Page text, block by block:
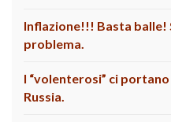
Inflazione!!! Basta balle!
problema.
I “volenterosi” ci
Russia.